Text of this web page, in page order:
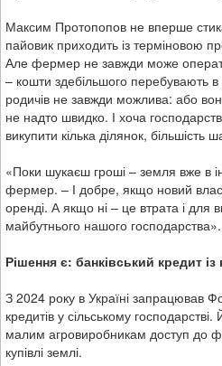
Максим Протопопов не вперше
пайовик приходить із терміновою
Але фермер не завжди може
– кошти здебільшого перебувають в
родичів не завжди можлива: або
не надто швидко. І хоча
викупити кілька ділянок, більшість
«Поки шукаєш гроші – земля вже в
фермер. – І добре, якщо новий
оренді. А якщо ні – це втрата і для
майбутнього нашого господарства».
Рішення є: банківський кредит із
З 2024 року в Україні запрацював
кредитів у сільському господарстві.
малим агровиробникам доступ до
купівлі землі.